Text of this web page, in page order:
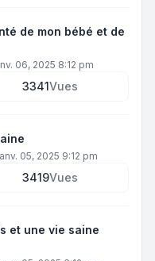
de mon bébé et de
06, 2025 8:12 pm
3341Vues
05, 2025 9:12 pm
3419Vues
et une vie saine